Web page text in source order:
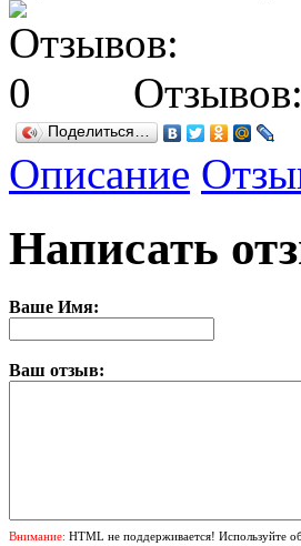
Поделиться…
Описание
Написать
Ваше Имя:
Ваш отзыв:
Внимание: HTML не поддерживается! Используйте